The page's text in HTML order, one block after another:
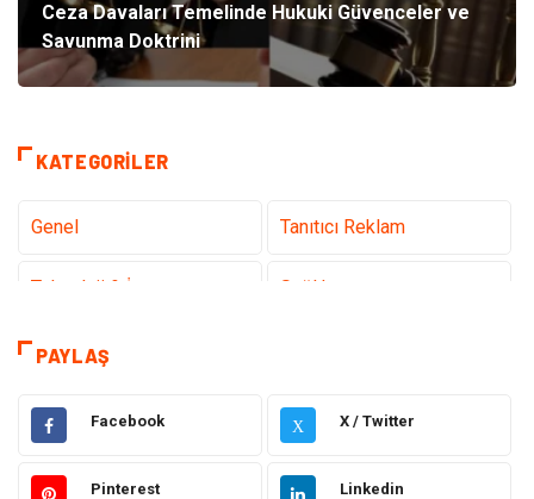
Ceza Davaları Temelinde Hukuki Güvenceler ve
Savunma Doktrini
KATEGORILER
Genel Tanıtıcı Reklam
Teknoloji & İnternet Sağlık
Hizmet
Hukuk Elektrik Elektronik
Güzellik & Bakım Moda
PAYLAŞ
Facebook X X / Twitter
Pinterest Linkedin